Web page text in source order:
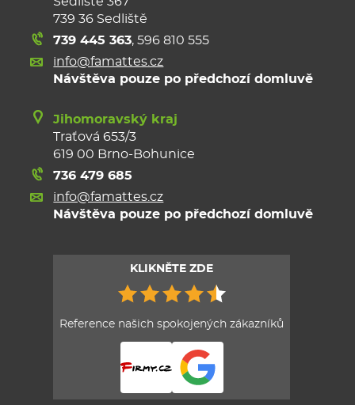
739 36 Sedliště
739 445 363,596 810 555
info@famattes.cz
Návštěva pouze po předchozí domluvě
Jihomoravský kraj
Traťová 653/3
619 00 Brno-Bohunice
736 479 685
info@famattes.cz
Návštěva pouze po předchozí domluvě
KLIKNĚTE ZDE
Reference našich spokojených zákazníků